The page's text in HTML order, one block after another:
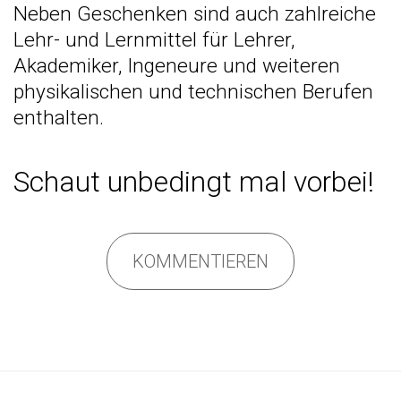
Neben Geschenken sind auch zahlreiche
Lehr- und Lernmittel für Lehrer,
Akademiker, Ingeneure und weiteren
physikalischen und technischen Berufen
enthalten.
Schaut unbedingt mal vorbei!
KOMMENTIEREN